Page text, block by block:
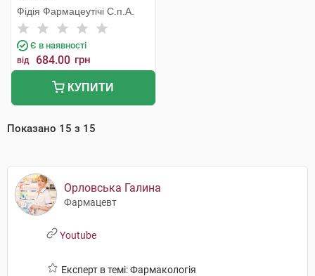
Фідія Фармацеутічі С.п.А.
Є в наявності
від 684.00 грн
КУПИТИ
Показано 15 з 15
Орловська Галина
Фармацевт
Youtube
Експерт в темі: Фармакологія